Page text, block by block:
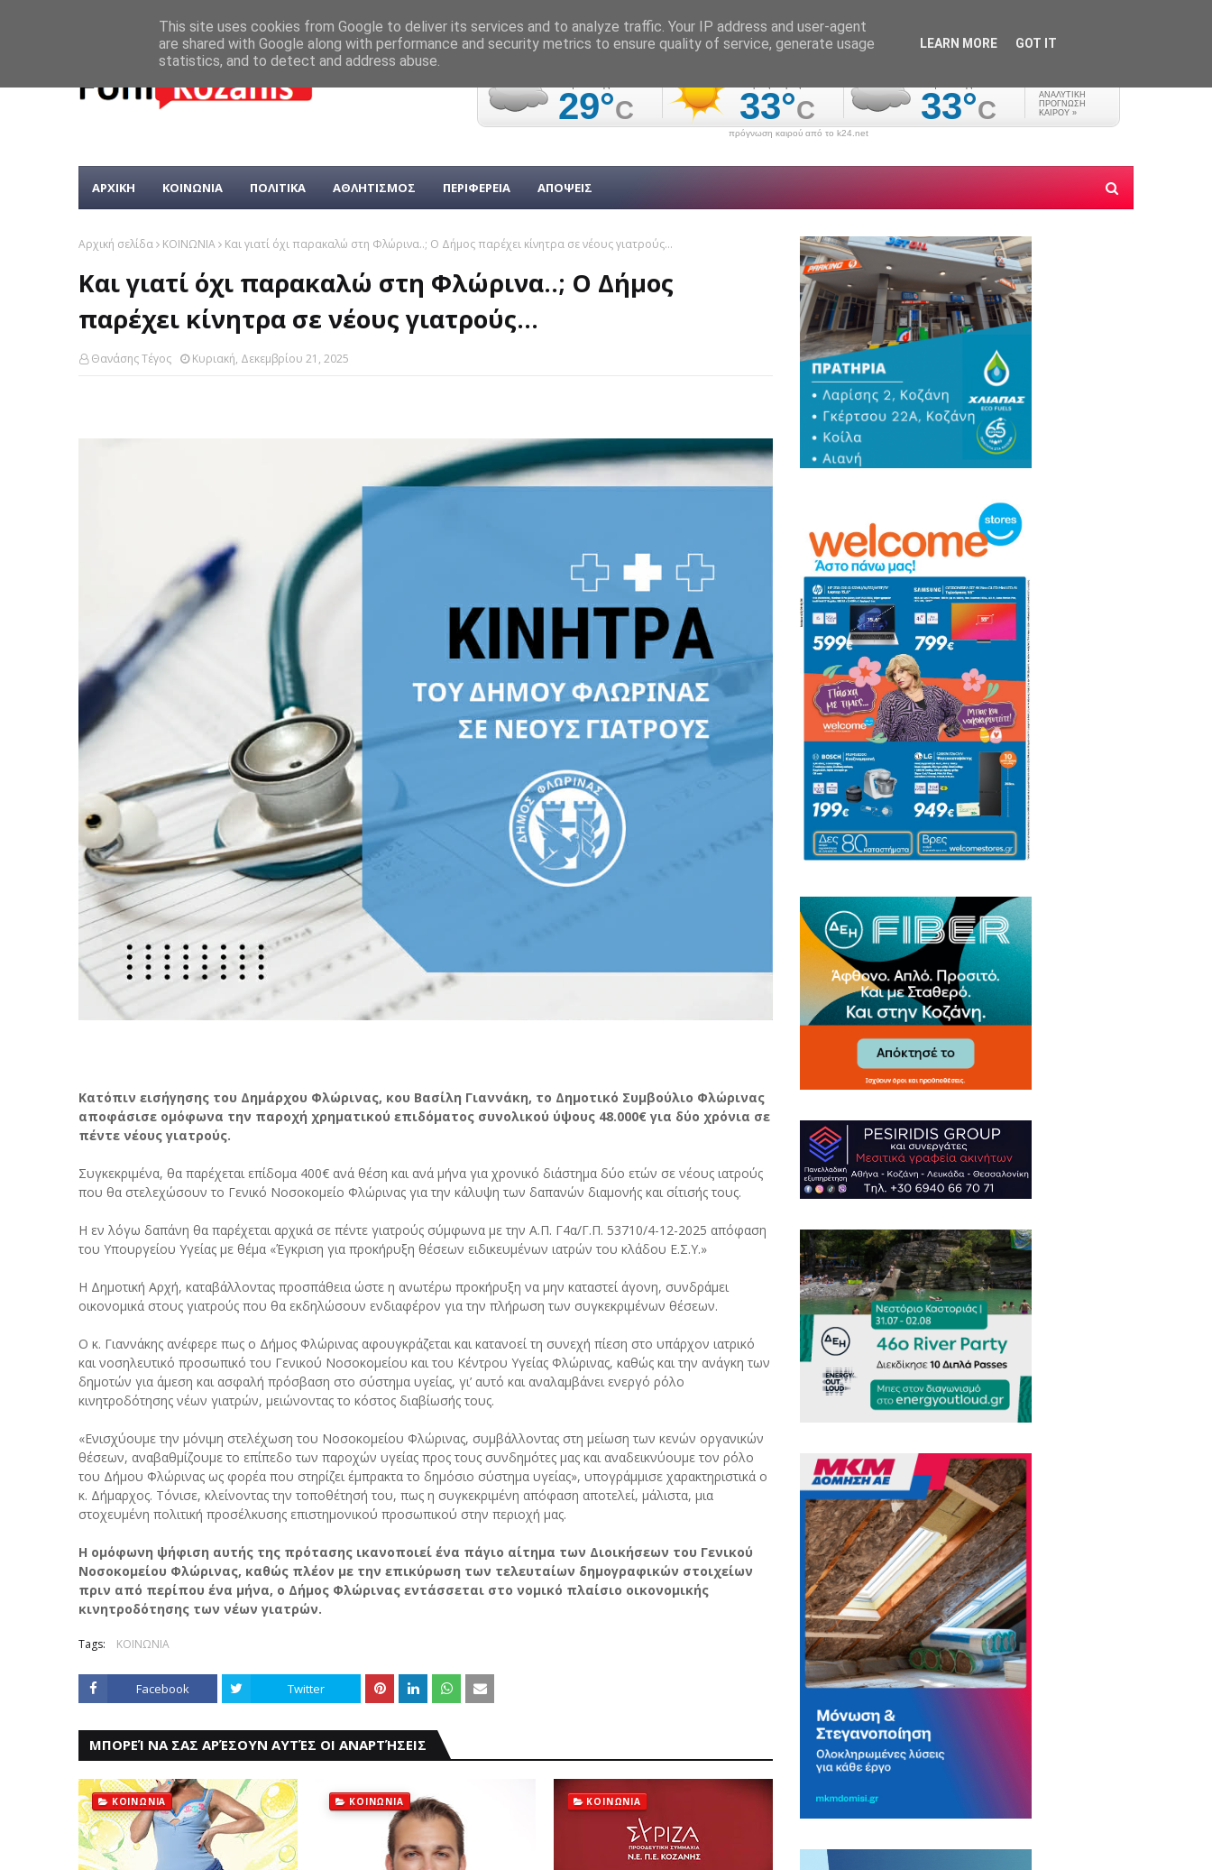
πρόγνωση καιρού από το k24.net
ΑΡΧΙΚΗ ΚΟΙΝΩΝΙΑ ΠΟΛΙΤΙΚΑ ΑΘΛΗΤΙΣΜΟΣ ΠΕΡΙΦΕΡΕΙΑ ΑΠΟΨΕΙΣ
Αρχική σελίδα ΚΟΙΝΩΝΙΑ Και γιατί όχι παρακαλώ στη Φλώρινα..; Ο Δήμος παρέχει κίνητρα σε νέους γιατρούς...
Και γιατί όχι παρακαλώ στη Φλώρινα..; Ο Δήμος
παρέχει κίνητρα σε νέους γιατρούς...
Θανάσης Τέγος Κυριακή, Δεκεμβρίου 21, 2025
Κατόπιν εισήγησης του Δημάρχου Φλώρινας, κου Βασίλη Γιαννάκη, το Δημοτικό Συμβούλιο Φλώρινας
αποφάσισε ομόφωνα την παροχή χρηματικού επιδόματος συνολικού ύψους 48.000€ για δύο χρόνια σε
πέντε νέους γιατρούς.
Συγκεκριμένα, θα παρέχεται επίδομα 400€ ανά θέση και ανά μήνα για χρονικό διάστημα δύο ετών σε νέους ιατρούς
που θα στελεχώσουν το Γενικό Νοσοκομείο Φλώρινας για την κάλυψη των δαπανών διαμονής και σίτισής τους.
Η εν λόγω δαπάνη θα παρέχεται αρχικά σε πέντε γιατρούς σύμφωνα με την Α.Π. Γ4α/Γ.Π. 53710/4-12-2025 απόφαση
του Υπουργείου Υγείας με θέμα «Έγκριση για προκήρυξη θέσεων ειδικευμένων ιατρών του κλάδου Ε.Σ.Υ.»
Η Δημοτική Αρχή, καταβάλλοντας προσπάθεια ώστε η ανωτέρω προκήρυξη να μην καταστεί άγονη, συνδράμει
οικονομικά στους γιατρούς που θα εκδηλώσουν ενδιαφέρον για την πλήρωση των συγκεκριμένων θέσεων.
Ο κ. Γιαννάκης ανέφερε πως ο Δήμος Φλώρινας αφουγκράζεται και κατανοεί τη συνεχή πίεση στο υπάρχον ιατρικό
και νοσηλευτικό προσωπικό του Γενικού Νοσοκομείου και του Κέντρου Υγείας Φλώρινας, καθώς και την ανάγκη των
δημοτών για άμεση και ασφαλή πρόσβαση στο σύστημα υγείας, γι’ αυτό και αναλαμβάνει ενεργό ρόλο
κινητροδότησης νέων γιατρών, μειώνοντας το κόστος διαβίωσής τους.
«Ενισχύουμε την μόνιμη στελέχωση του Νοσοκομείου Φλώρινας, συμβάλλοντας στη μείωση των κενών οργανικών
θέσεων, αναβαθμίζουμε το επίπεδο των παροχών υγείας προς τους συνδημότες μας και αναδεικνύουμε τον ρόλο
του Δήμου Φλώρινας ως φορέα που στηρίζει έμπρακτα το δημόσιο σύστημα υγείας», υπογράμμισε χαρακτηριστικά ο
κ. Δήμαρχος. Τόνισε, κλείνοντας την τοποθέτησή του, πως η συγκεκριμένη απόφαση αποτελεί, μάλιστα, μια
στοχευμένη πολιτική προσέλκυσης επιστημονικού προσωπικού στην περιοχή μας.
Η ομόφωνη ψήφιση αυτής της πρότασης ικανοποιεί ένα πάγιο αίτημα των Διοικήσεων του Γενικού
Νοσοκομείου Φλώρινας, καθώς πλέον με την επικύρωση των τελευταίων δημογραφικών στοιχείων
πριν από περίπου ένα μήνα, ο Δήμος Φλώρινας εντάσσεται στο νομικό πλαίσιο οικονομικής
κινητροδότησης των νέων γιατρών.
Tags: ΚΟΙΝΩΝΙΑ
Facebook Twitter
ΜΠΟΡΕΊ ΝΑ ΣΑΣ ΑΡΈΣΟΥΝ ΑΥΤΈΣ ΟΙ ΑΝΑΡΤΉΣΕΙΣ
ΚΟΙΝΩΝΙΑ ΚΟΙΝΩΝΙΑ ΚΟΙΝΩΝΙΑ
This site uses cookies from Google to deliver its services and to analyze traffic. Your IP address and user-agent
are shared with Google along with performance and security metrics to ensure quality of service, generate usage
statistics, and to detect and address abuse.
LEARN MORE GOT IT